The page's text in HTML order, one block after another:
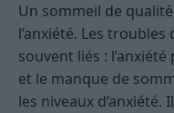
Un sommeil de
l’anxiété. Les
souvent liés :
et le manque de
les niveaux d’anxiété.